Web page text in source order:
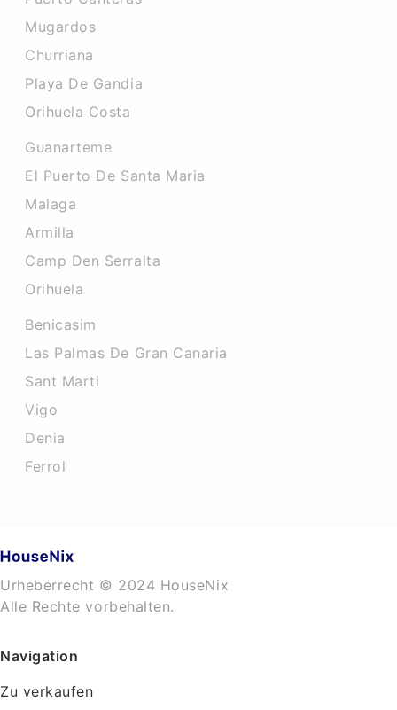
Mugardos
Churriana
Playa De Gandia
Orihuela Costa
Guanarteme
El Puerto De Santa Maria
Malaga
Armilla
Camp Den Serralta
Orihuela
Benicasim
Las Palmas De Gran Canaria
Sant Marti
Vigo
Denia
Ferrol
Urheberrecht © 2024 HouseNix
Alle Rechte vorbehalten.
Navigation
Zu verkaufen